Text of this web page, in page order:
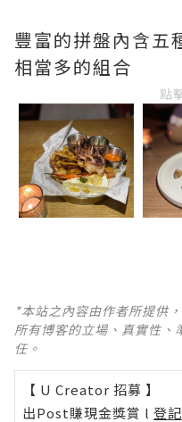
豐富的拼盤內含五
相當多的組合
點
*本站之內容由作者所提供
所有博客的立場、真實性
任。
【 U Creator 招募 】
出Post賺現金獎賞 l 登